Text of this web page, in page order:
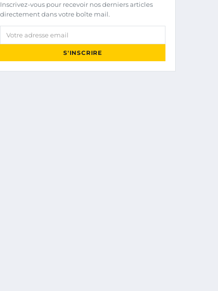
Inscrivez-vous pour recevoir nos derniers articles
directement dans votre boîte mail.
Votre adresse email
S'INSCRIRE